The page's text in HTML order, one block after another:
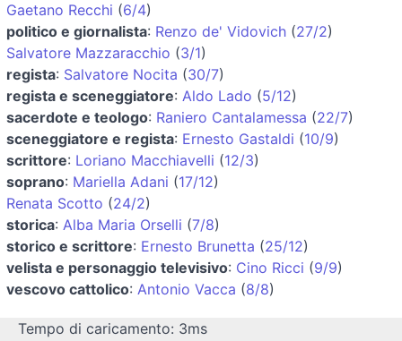
Gaetano Recchi (6/4)
politico e giornalista: Renzo de' Vidovich (27/2)
Salvatore Mazzaracchio (3/1)
regista: Salvatore Nocita (30/7)
regista e sceneggiatore: Aldo Lado (5/12)
sacerdote e teologo: Raniero Cantalamessa (22/7)
sceneggiatore e regista: Ernesto Gastaldi (10/9)
scrittore: Loriano Macchiavelli (12/3)
soprano: Mariella Adani (17/12)
Renata Scotto (24/2)
storica: Alba Maria Orselli (7/8)
storico e scrittore: Ernesto Brunetta (25/12)
velista e personaggio televisivo: Cino Ricci (9/9)
vescovo cattolico: Antonio Vacca (8/8)
Tempo di caricamento: 3ms